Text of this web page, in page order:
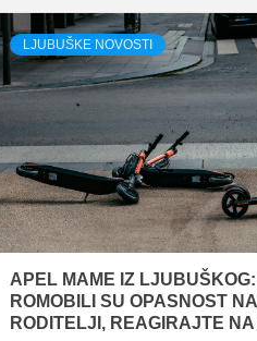
LJUBUŠKE NOVOSTI
APEL MAME IZ LJUBUŠKOG:
ROMOBILI SU OPASNOST
RODITELJI, REAGIRAJTE